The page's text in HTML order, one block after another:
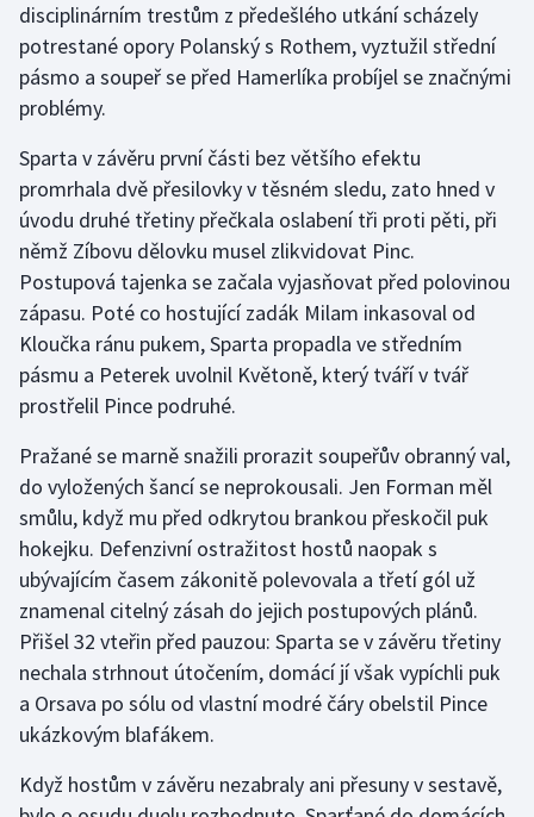
Krasobruslení
Lezení
Lyže a snowboard
Moderní pětiboj
Motorsport
Olympijské hry
Parasport
Plážový volejbal
Ragby
Rychlobruslení
Rychlostní kanoistika
Short track
Sportovní střelba
disciplinárním trestům z předešlého utkání scházely
potrestané opory Polanský s Rothem, vyztužil střední
pásmo a soupeř se před Hamerlíka probíjel se značnými
problémy.
Sparta v závěru první části bez většího efektu
promrhala dvě přesilovky v těsném sledu, zato hned v
úvodu druhé třetiny přečkala oslabení tři proti pěti, při
němž Zíbovu dělovku musel zlikvidovat Pinc.
Postupová tajenka se začala vyjasňovat před polovinou
zápasu. Poté co hostující zadák Milam inkasoval od
Kloučka ránu pukem, Sparta propadla ve středním
pásmu a Peterek uvolnil Květoně, který tváří v tvář
prostřelil Pince podruhé.
Pražané se marně snažili prorazit soupeřův obranný val,
do vyložených šancí se neprokousali. Jen Forman měl
smůlu, když mu před odkrytou brankou přeskočil puk
hokejku. Defenzivní ostražitost hostů naopak s
ubývajícím časem zákonitě polevovala a třetí gól už
znamenal citelný zásah do jejich postupových plánů.
Přišel 32 vteřin před pauzou: Sparta se v závěru třetiny
nechala strhnout útočením, domácí jí však vypíchli puk
a Orsava po sólu od vlastní modré čáry obelstil Pince
ukázkovým blafákem.
Když hostům v závěru nezabraly ani přesuny v sestavě,